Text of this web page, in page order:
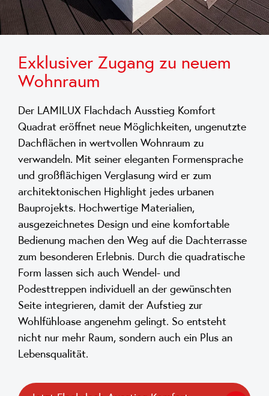
Exklusiver Zugang zu neuem
Wohnraum
Der LAMILUX Flachdach Ausstieg Komfort
Quadrat eröffnet neue Möglichkeiten, ungenutzte
Dachflächen in wertvollen Wohnraum zu
verwandeln. Mit seiner eleganten Formensprache
und großflächigen Verglasung wird er zum
architektonischen Highlight jedes urbanen
Bauprojekts. Hochwertige Materialien,
ausgezeichnetes Design und eine komfortable
Bedienung machen den Weg auf die Dachterrasse
zum besonderen Erlebnis. Durch die quadratische
Form lassen sich auch Wendel- und
Podesttreppen individuell an der gewünschten
Seite integrieren, damit der Aufstieg zur
Wohlfühloase angenehm gelingt. So entsteht
nicht nur mehr Raum, sondern auch ein Plus an
Lebensqualität.